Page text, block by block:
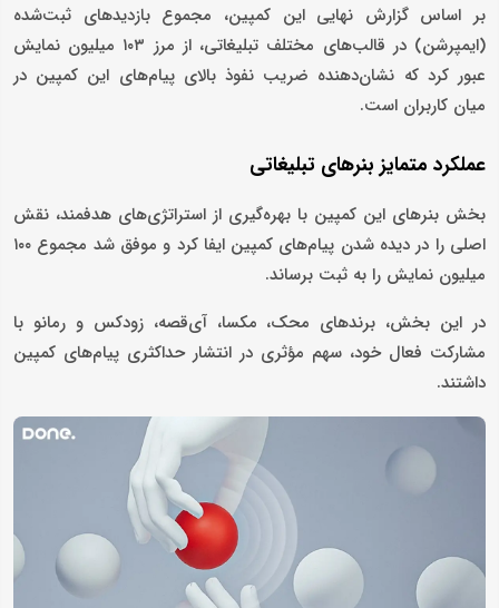
بر اساس گزارش نهایی این کمپین، مجموع بازدیدهای ثبت‌شده
(ایمپرشن) در قالب‌های مختلف تبلیغاتی، از مرز ۱۰۳ میلیون نمایش
عبور کرد که نشان‌دهنده ضریب نفوذ بالای پیام‌های این کمپین در
میان کاربران است.
عملکرد متمایز بنرهای تبلیغاتی
بخش بنرهای این کمپین با بهره‌گیری از استراتژی‌های هدفمند، نقش
اصلی را در دیده شدن پیام‌های کمپین ایفا کرد و موفق شد مجموع ۱۰۰
میلیون نمایش را به ثبت برساند.
در این بخش، برندهای محک، مکسا، آی‌قصه، زودکس و رمانو با
مشارکت فعال خود، سهم مؤثری در انتشار حداکثری پیام‌های کمپین
داشتند.